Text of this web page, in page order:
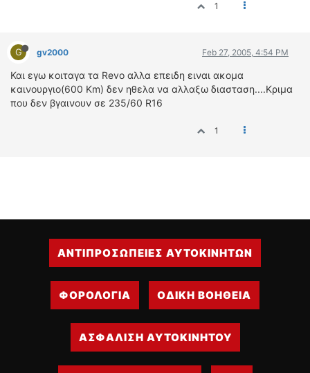
1
G gv2000 Feb 27, 2005, 4:54 PM
Και εγω κοιταγα τα Revo αλλα επειδη ειναι ακομα
καινουργιο(600 Km) δεν ηθελα να αλλαξω διασταση....Κριμα
που δεν βγαινουν σε 235/60 R16
1
ΑΝΤΙΠΡΟΣΩΠΕΙΕΣ ΑΥΤΟΚΙΝΗΤΩΝ
ΦΟΡΟΛΟΓΙΑ ΟΔΙΚΗ ΒΟΗΘΕΙΑ
ΑΣΦΑΛΙΣΗ ΑΥΤΟΚΙΝΗΤΟΥ